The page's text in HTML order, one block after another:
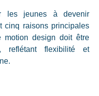
les jeunes à devenir
cinq raisons principales
motion design doit être
reflétant flexibilité et